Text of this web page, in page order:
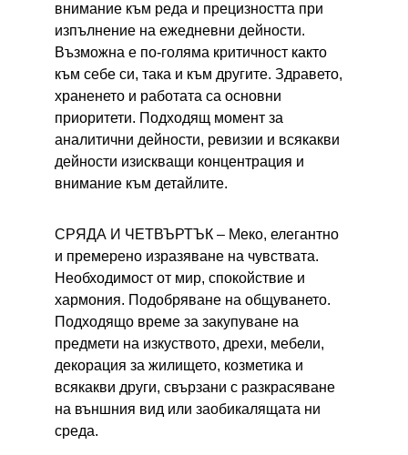
внимание към реда и прецизността при
изпълнение на ежедневни дейности.
Възможна е по-голяма критичност както
към себе си, така и към другите. Здравето,
храненето и работата са основни
приоритети. Подходящ момент за
аналитични дейности, ревизии и всякакви
дейности изискващи концентрация и
внимание към детайлите.
СРЯДА И ЧЕТВЪРТЪК – Меко, елегантно
и премерено изразяване на чувствата.
Необходимост от мир, спокойствие и
хармония. Подобряване на общуването.
Подходящо време за закупуване на
предмети на изкуството, дрехи, мебели,
декорация за жилището, козметика и
всякакви други, свързани с разкрасяване
на външния вид или заобикалящата ни
среда.